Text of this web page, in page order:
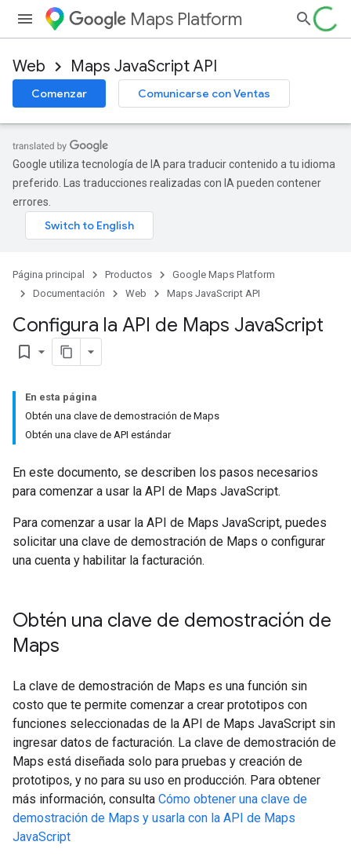
Maps Platform
Web Maps JavaScript API
Comenzar Comunicarse con Ventas
Google utiliza tecnología de IA para traducir contenido a tu idioma
preferido. Las traducciones realizadas con IA pueden contener
errores.
Página principal Productos
Google Maps Platform
Documentación
Web Maps JavaScript API
Configura la API de Maps JavaScript
bookmark_border
En esta página
Obtén una clave de demostración de Maps
Obtén una clave de API estándar
En este documento, se describen los pasos necesarios
para comenzar a usar la API de Maps JavaScript.
Para comenzar a usar la API de Maps JavaScript, puedes
solicitar una clave de demostración de Maps o configurar
una cuenta y habilitar la facturación.
Obtén una clave de demostración de
Maps
La clave de demostración de Maps es una función sin
costo que te permite comenzar a crear prototipos con
funciones seleccionadas de la API de Maps JavaScript sin
ingresar datos de facturación. La clave de demostración de
Maps está diseñada solo para pruebas y creación de
prototipos, y no para su uso en producción. Para obtener
más información, consulta Cómo obtener una clave de
demostración de Maps y usarla con la API de Maps
JavaScript